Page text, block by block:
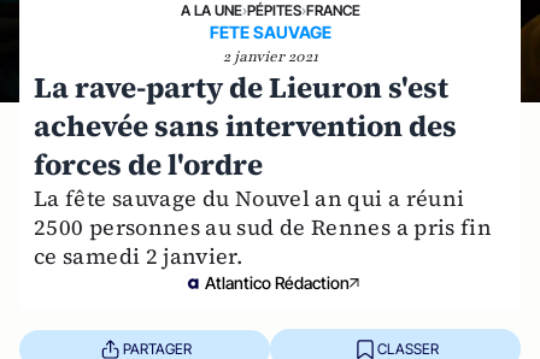
A LA UNE›PÉPITES›FRANCE
FETE SAUVAGE
2 janvier 2021
La rave-party de Lieuron s'est
achevée sans intervention des
forces de l'ordre
La fête sauvage du Nouvel an qui a réuni
2500 personnes au sud de Rennes a pris fin
ce samedi 2 janvier.
Atlantico Rédaction
PARTAGER CLASSER